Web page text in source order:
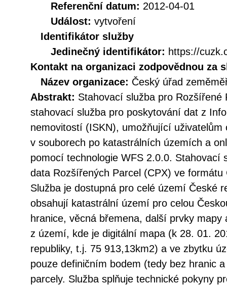
Referenční datum: 2012-04-01
Událost: vytvoření
Identifikátor služby
Jedinečný identifikátor: https://
Kontakt na organizaci zodpovědnou za
Název organizace: Český úřad
Abstrakt: Stahovací služba pro Rozšířené
stahovací služba pro poskytování dat z
nemovitostí (ISKN), umožňující
v souborech po katastrálních územích a
pomocí technologie WFS 2.0.0. Stahovací
data Rozšířených Parcel (CPX) ve
Služba je dostupná pro celé území České
obsahují katastrální území pro celou
hranice, věcná břemena, další prvky
z území, kde je digitální mapa (k 28. 01.
republiky, t.j. 75 913,13km2) a ve zbytku
pouze definičním bodem (tedy bez hranic
parcely. Služba splňuje technické pokyny